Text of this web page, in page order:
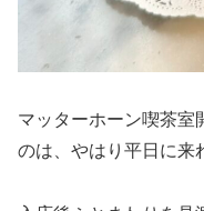
マッターホーン喫茶室
のは、やはり平日に来